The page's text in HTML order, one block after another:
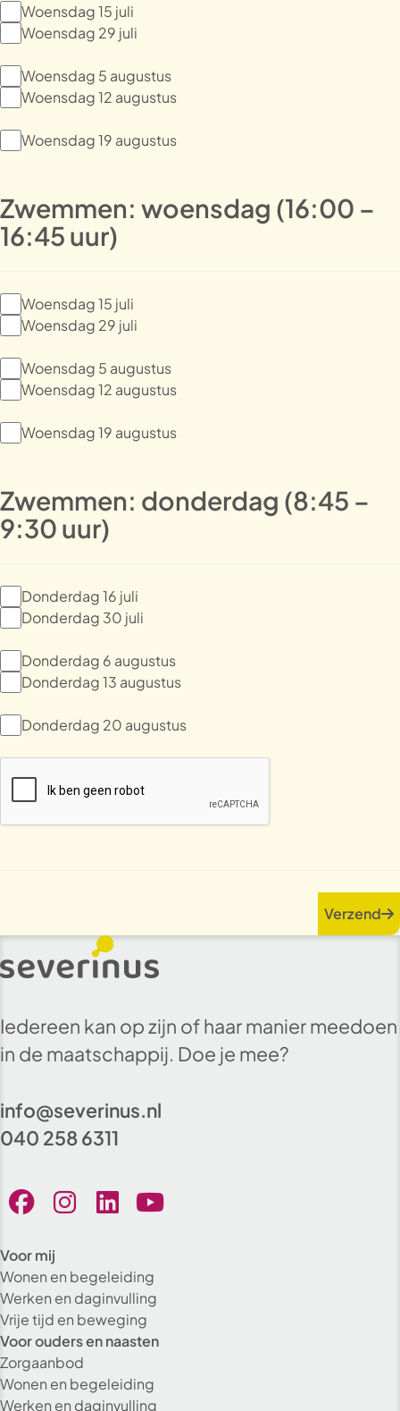
Woensdag 15 juli
Woensdag 29 juli
Woensdag 5 augustus
Woensdag 12 augustus
Woensdag 19 augustus
Zwemmen: woensdag (16:00 –
16:45 uur)
Woensdag 15 juli
Woensdag 29 juli
Woensdag 5 augustus
Woensdag 12 augustus
Woensdag 19 augustus
Zwemmen: donderdag (8:45 –
9:30 uur)
Donderdag 16 juli
Donderdag 30 juli
Donderdag 6 augustus
Donderdag 13 augustus
Donderdag 20 augustus
Verzend
Iedereen kan op zijn of haar manier meedoen
in de maatschappij. Doe je mee?
info@severinus.nl
040 258 6311
Voor mij
Wonen en begeleiding
Werken en daginvulling
Vrije tijd en beweging
Voor ouders en naasten
Zorgaanbod
Wonen en begeleiding
Werken en daginvulling